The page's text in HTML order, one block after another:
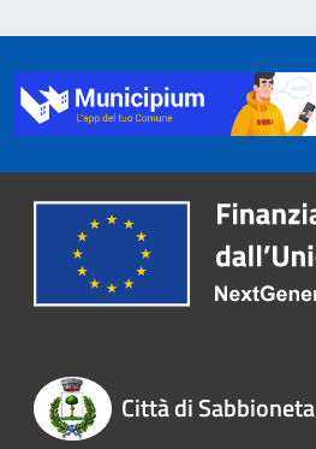
Città di Sabbioneta